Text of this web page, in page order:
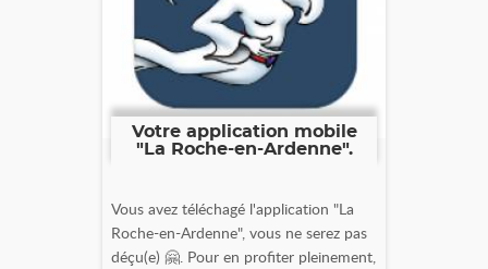
Votre application mobile
"La Roche-en-Ardenne".
Vous avez téléchagé l'application "La
Roche-en-Ardenne", vous ne serez pas
déçu(e) 🤗. Pour en profiter pleinement,